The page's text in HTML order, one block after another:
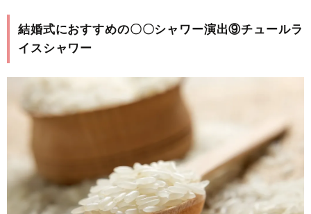
結婚式におすすめの〇〇シャワー演出⑨チュールラ
イスシャワー